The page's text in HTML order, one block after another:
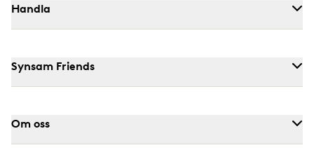
Handla
Synsam Friends
Om oss